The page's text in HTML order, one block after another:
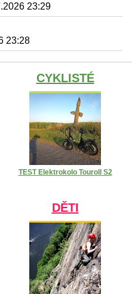
23:29
23:28
CYKLISTÉ
TEST Elektrokolo Touroll S2
DĚTI